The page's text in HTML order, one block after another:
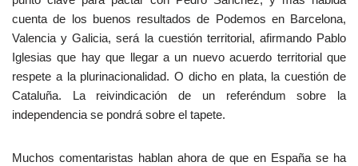
cuenta de los buenos resultados de Podemos en Barcelona,
Valencia y Galicia, será la cuestión territorial, afirmando Pablo
Iglesias que hay que llegar a un nuevo acuerdo territorial que
respete a la plurinacionalidad. O dicho en plata, la cuestión de
Cataluña. La reivindicación de un referéndum sobre la
independencia se pondrá sobre el tapete.
Muchos comentaristas hablan ahora de que en España se ha